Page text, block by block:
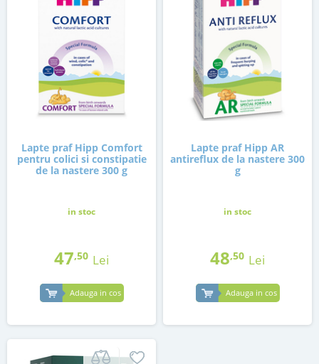
Lapte praf Hipp Comfort
pentru colici si constipatie
de la nastere 300 g
in stoc
47,50 Lei
Adauga in cos
Lapte praf Hipp AR
antireflux de la nastere 300
g
in stoc
48,50 Lei
Adauga in cos